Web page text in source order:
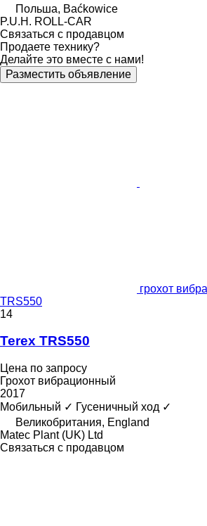
Польша, Baćkowice
P.U.H. ROLL-CAR
Связаться с продавцом
Продаете технику?
Делайте это вместе с нами!
Разместить объявление
грохот
TRS550
14
Terex TRS550
Цена по запросу
Грохот вибрационный
2017
Мобильный ✓ Гусеничный ход ✓
Великобритания, England
Matec Plant (UK) Ltd
Связаться с продавцом